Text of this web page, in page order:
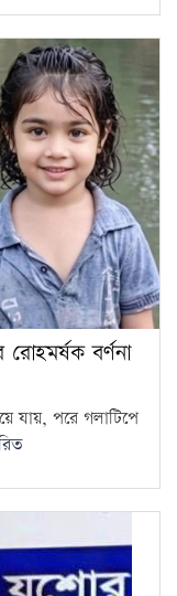
বর্ণনা
যায়, পরে গলাটিপে